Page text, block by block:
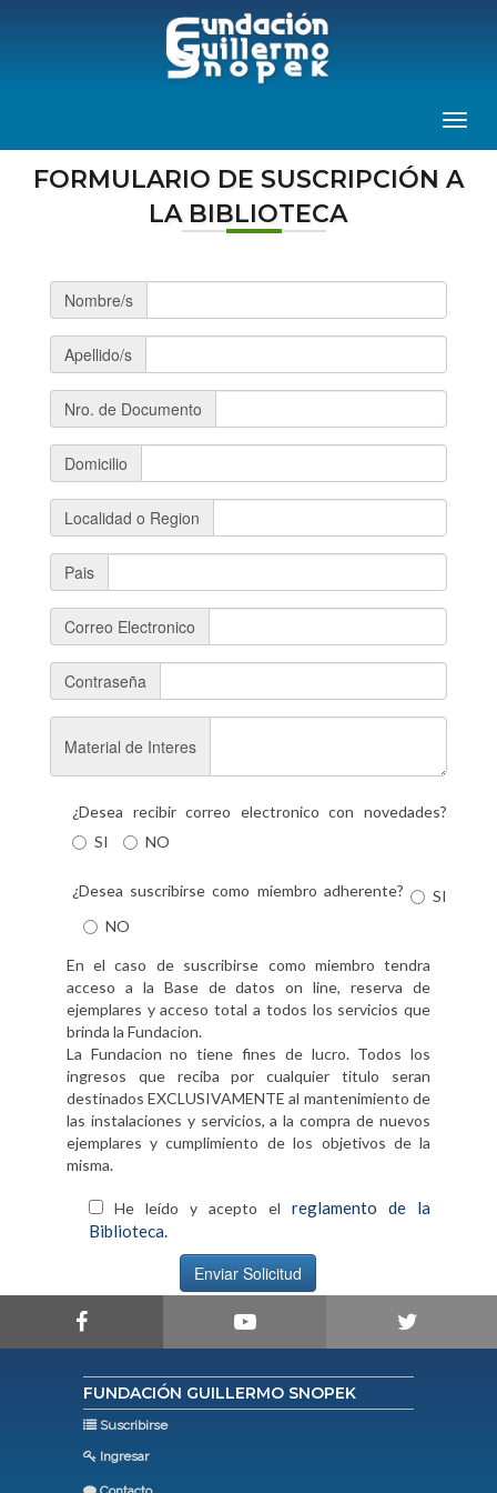
FORMULARIO DE SUSCRIPCIÓN A
LA BIBLIOTECA
Nombre/s
Apellido/s
Nro. de Documento
Domicilio
Localidad o Region
Pais
Correo Electronico
Contraseña
Material de Interes
¿Desea recibir correo electronico con novedades?
SI
NO
¿Desea suscribirse como miembro adherente?
SI
NO
En el caso de suscribirse como miembro tendra
acceso a la Base de datos on line, reserva de
ejemplares y acceso total a todos los servicios que
brinda la Fundacion.
La Fundacion no tiene fines de lucro. Todos los
ingresos que reciba por cualquier titulo seran
destinados EXCLUSIVAMENTE al mantenimiento de
las instalaciones y servicios, a la compra de nuevos
ejemplares y cumplimiento de los objetivos de la
misma.
He leído y acepto elreglamento de la
Biblioteca.
Enviar Solicitud
FUNDACIÓN GUILLERMO SNOPEK
Suscribirse
Ingresar